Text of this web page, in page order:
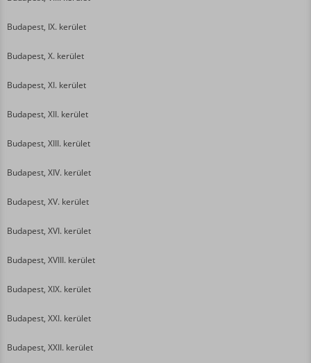
Budapest, IX. kerület
Budapest, X. kerület
Budapest, XI. kerület
Budapest, XII. kerület
Budapest, XIII. kerület
Budapest, XIV. kerület
Budapest, XV. kerület
Budapest, XVI. kerület
Budapest, XVIII. kerület
Budapest, XIX. kerület
Budapest, XXI. kerület
Budapest, XXII. kerület